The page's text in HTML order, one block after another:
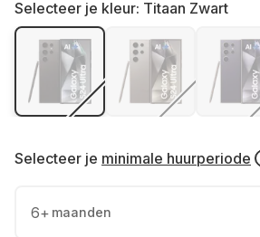
Selecteer je kleur: Titaan Zwart
Selecteer je minimale huurperiode
6+ maanden